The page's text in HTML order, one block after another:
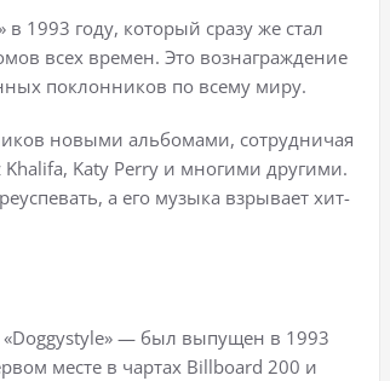
1993 году, который сразу же стал
всех времен. Это вознаграждение
поклонников по всему миру.
новыми альбомами, сотрудничая
Katy Perry и многими другими.
а его музыка взрывает хит-
— был выпущен в 1993
месте в чартах Billboard 200 и